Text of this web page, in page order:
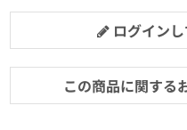
ログイン
この商品に関する